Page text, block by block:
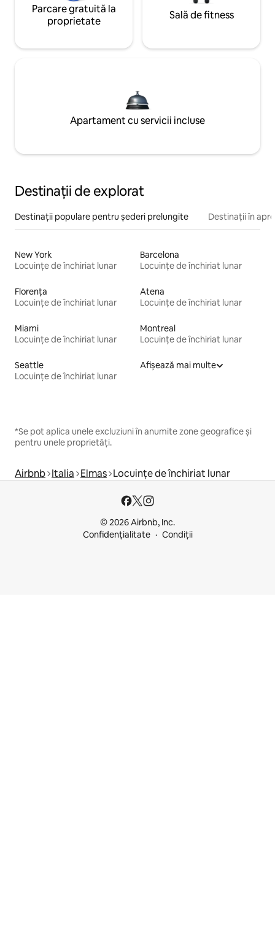
Parcare gratuită la
proprietate
Sală de fitness
Apartament cu servicii incluse
Destinații de explorat
Destinații populare pentru șederi prelungite Destinații în
New York
Locuințe de închiriat lunar
Barcelona
Locuințe de închiriat lunar
Florența
Locuințe de închiriat lunar
Atena
Locuințe de închiriat lunar
Miami
Locuințe de închiriat lunar
Montreal
Locuințe de închiriat lunar
Seattle
Locuințe de închiriat lunar
Afișează mai multe
*Se pot aplica unele excluziuni în anumite zone geografice și
pentru unele proprietăți.
Airbnb Italia Elmas Locuințe de închiriat lunar
© 2026 Airbnb, Inc.
Confidențialitate
Condiții